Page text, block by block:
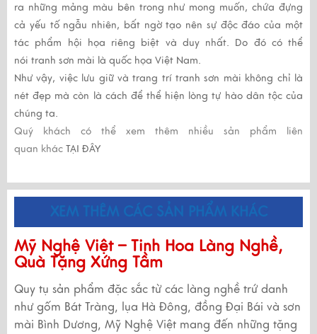
ra những mảng màu bên trong như mong muốn, chứa đựng
cả yếu tố ngẫu nhiên, bất ngờ tạo nên sự độc đáo của một
tác phẩm hội họa riêng biệt và duy nhất. Do đó có thể
nói tranh sơn mài là quốc họa Việt Nam.
Như vậy, việc lưu giữ và trang trítranh sơn mài không chỉ là
nét đẹp mà còn là cách để thể hiện lòng tự hào dân tộc của
chúng ta.
Quý khách có thể xem thêm nhiều sản phẩm liên
quan khác TẠI ĐÂY
XEM THÊM CÁC SẢN PHẨM KHÁC
Mỹ Nghệ Việt – Tinh Hoa Làng Nghề,
Quà Tặng Xứng Tầm
Quy tụ sản phẩm đặc sắc từ các làng nghề trứ danh
như gốm Bát Tràng, lụa Hà Đông, đồng Đại Bái và sơn
mài Bình Dương, Mỹ Nghệ Việt mang đến những tặng